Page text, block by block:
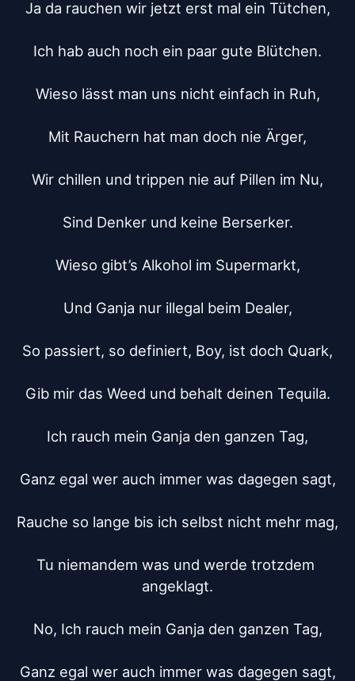
Ja da rauchen wir jetzt erst mal ein Tütchen,
Ich hab auch noch ein paar gute Blütchen.
Wieso lässt man uns nicht einfach in Ruh,
Mit Rauchern hat man doch nie Ärger,
Wir chillen und trippen nie auf Pillen im Nu,
Sind Denker und keine Berserker.
Wieso gibt’s Alkohol im Supermarkt,
Und Ganja nur illegal beim Dealer,
So passiert, so definiert, Boy, ist doch Quark,
Gib mir das Weed und behalt deinen Tequila.
Ich rauch mein Ganja den ganzen Tag,
Ganz egal wer auch immer was dagegen sagt,
Rauche so lange bis ich selbst nicht mehr mag,
Tu niemandem was und werde trotzdem
angeklagt.
No, Ich rauch mein Ganja den ganzen Tag,
Ganz egal wer auch immer was dagegen sagt,